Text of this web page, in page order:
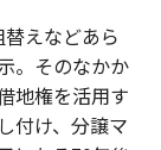
えなどあら
。そのなかか
地権を活用す
付け、分譲マ